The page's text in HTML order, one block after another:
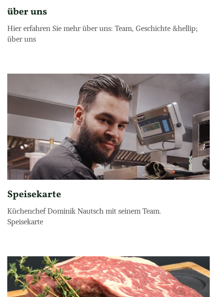
über uns
Hier erfahren Sie mehr über uns: Team, Geschichte &hellip;
über uns
Speisekarte
Küchenchef Dominik Nautsch mit seinem Team.
Speisekarte